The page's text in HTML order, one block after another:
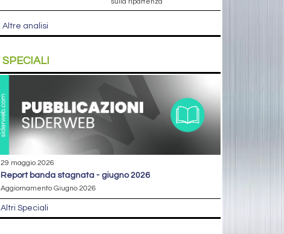
sulla ripartenza
Altre analisi
SPECIALI
29 maggio 2026
report banda stagnata - giugno 2026
Aggiornamento Giugno 2026
Altri Speciali